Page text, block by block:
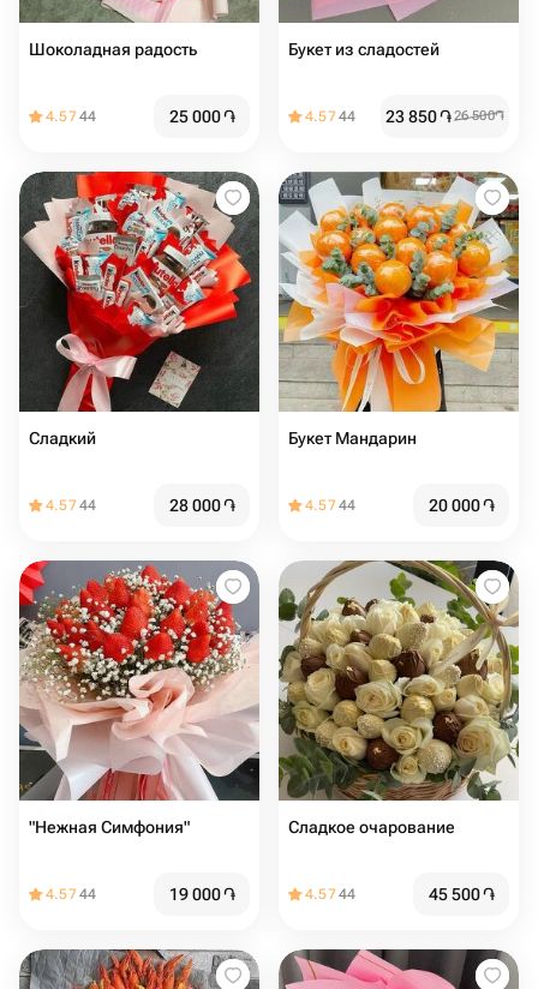
Шоколадная радость
4.5744 25 000֏
Букет из сладостей
4.5744 23 850֏26 500֏
Сладкий
4.5744 28 000֏
Букет Мандарин
4.5744 20 000֏
"Нежная Симфония"
4.5744 19 000֏
Сладкое очарование
4.5744 45 500֏